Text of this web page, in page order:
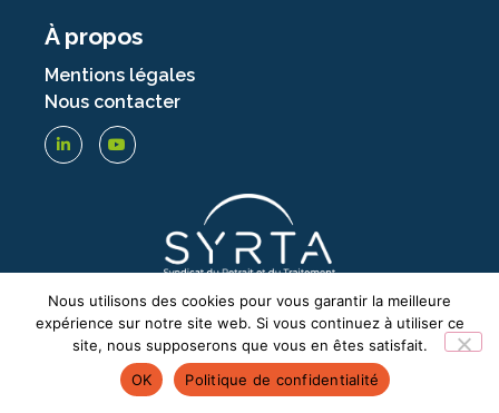
À propos
Mentions légales
Nous contacter
© SYRTA – TOUS DROITS RÉSERVÉS – 2026
Nous utilisons des cookies pour vous garantir la meilleure
expérience sur notre site web. Si vous continuez à utiliser ce
site, nous supposerons que vous en êtes satisfait.
OK
Politique de confidentialité